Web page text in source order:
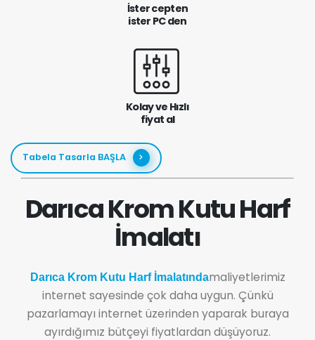
İster cepten
ister PC den
Kolay ve Hızlı
fiyat al
Tabela Tasarla BAŞLA
Darıca Krom Kutu Harf
İmalatı
Darıca Krom Kutu Harf İmalatındamaliyetlerimiz
internet sayesinde çok daha uygun. Çünkü
pazarlamayı internet üzerinden yaparak buraya
ayırdığımız bütçeyi fiyatlardan düşüyoruz.